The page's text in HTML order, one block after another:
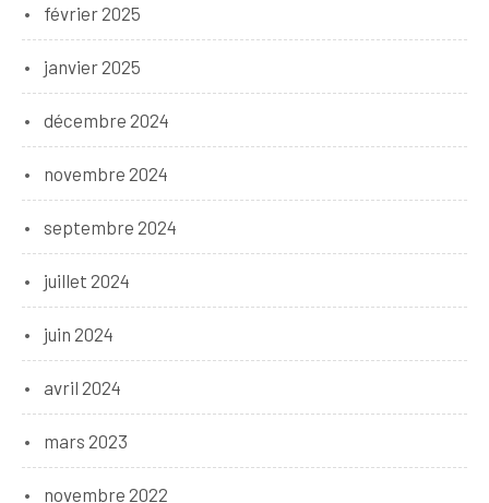
février 2025
janvier 2025
décembre 2024
novembre 2024
septembre 2024
juillet 2024
juin 2024
avril 2024
mars 2023
novembre 2022